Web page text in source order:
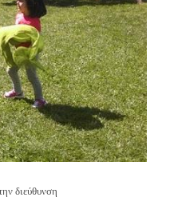
διεύθυνση